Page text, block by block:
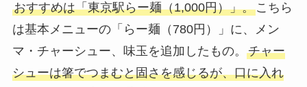
おすすめは「東京駅らー麺（1,000円）」。こちら
は基本メニューの「らー麺（780円）」に、メン
マ・チャーシュー、味玉を追加したもの。 チャー
シューは箸でつまむと固さを感じるが、口に入れ